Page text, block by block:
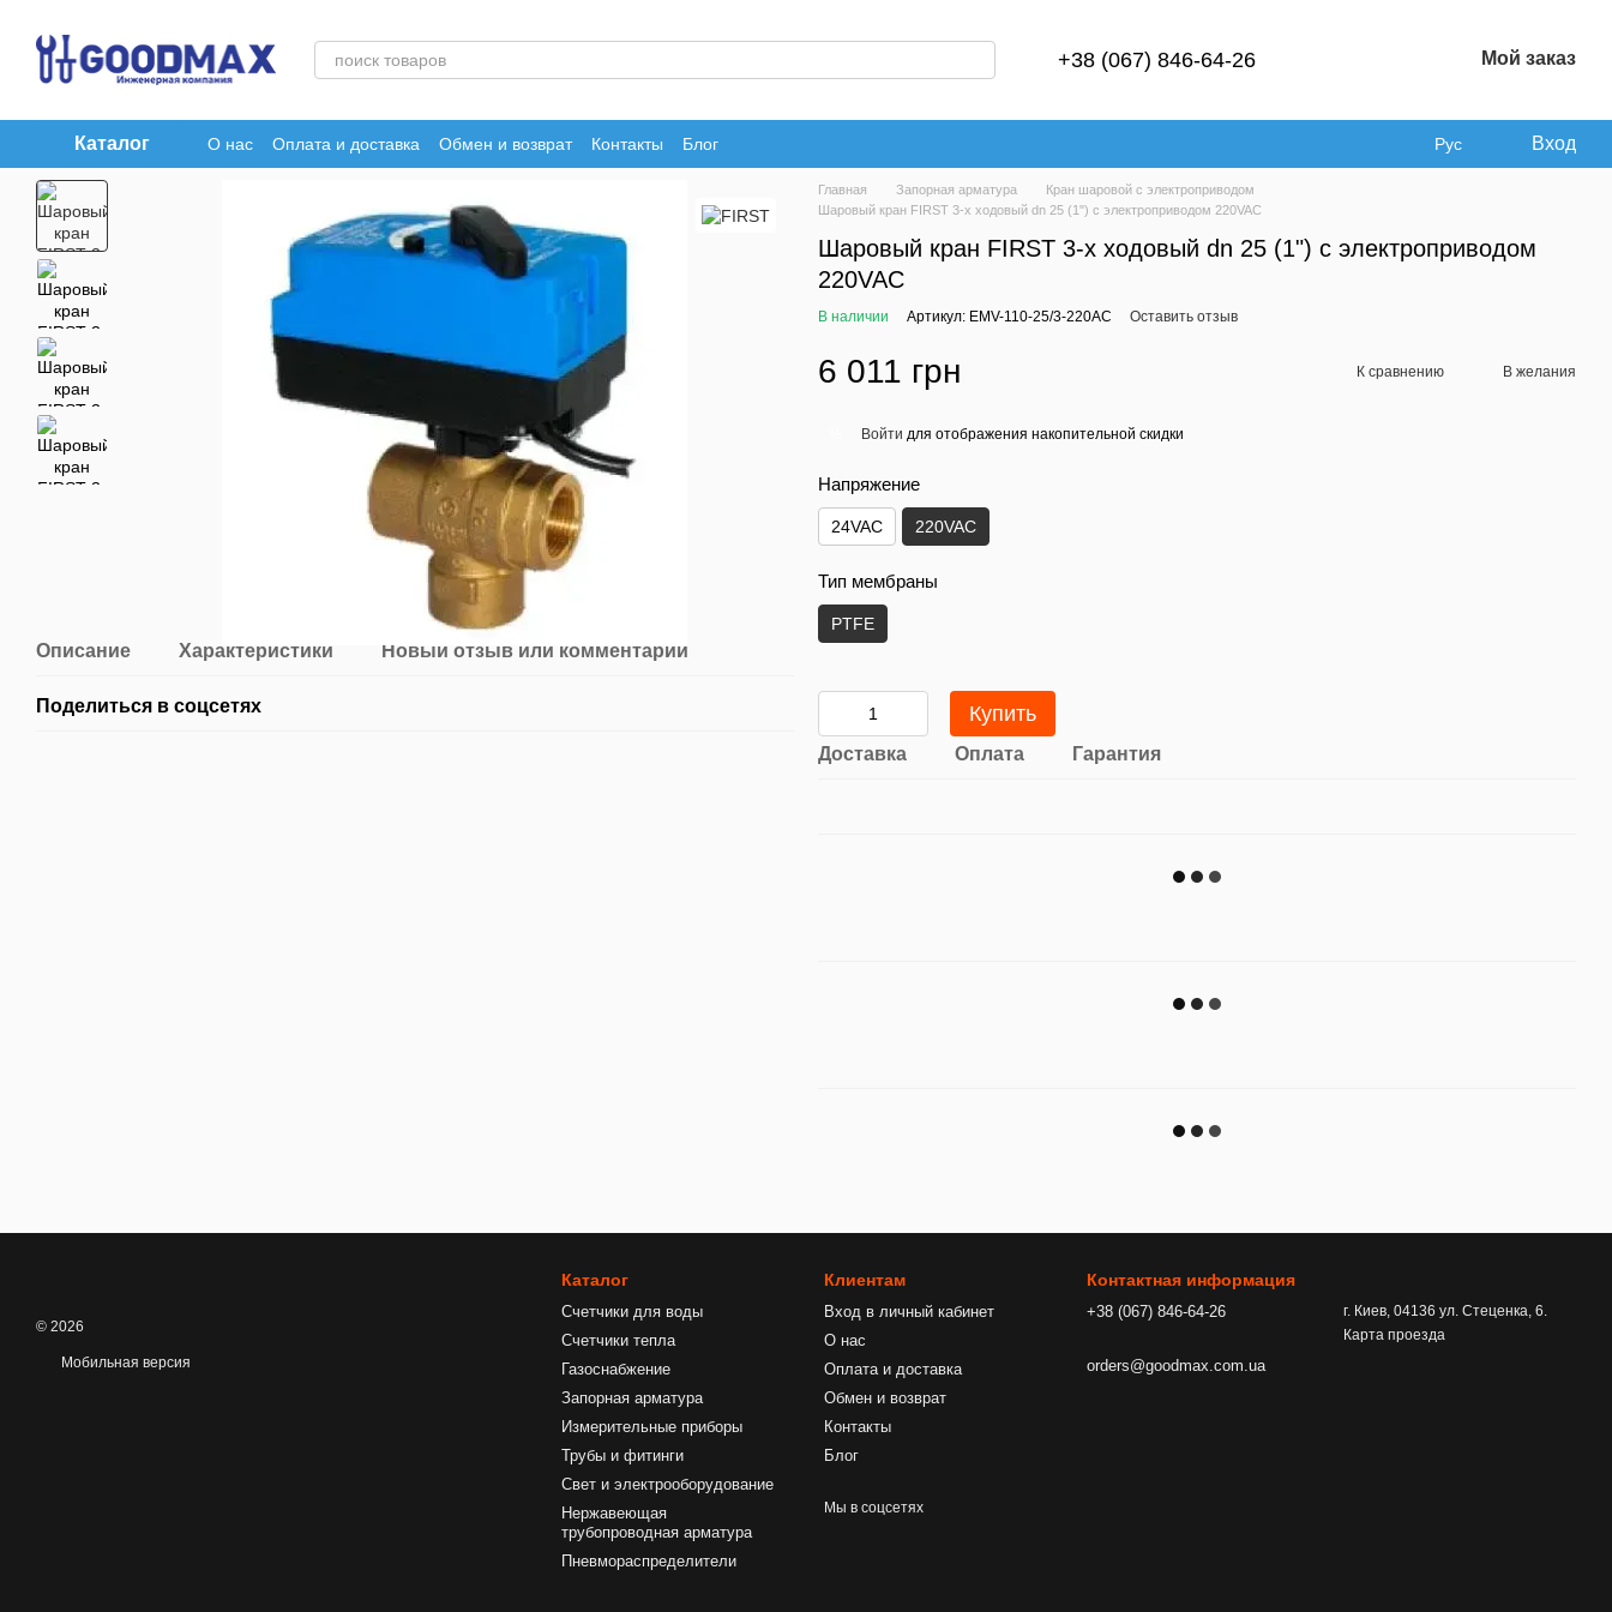
+38 (067) 846-64-26 Мой заказ
Каталог О нас Оплата и доставка Обмен и возврат Контакты Блог Рус Вход
Описание Характеристики Новый отзыв или комментарий
Поделиться в соцсетях
Главная Запорная арматура
Кран шаровой с электроприводом
Шаровый кран FIRST 3-х ходовый dn 25 (1") с электроприводом 220VAC
Шаровый кран FIRST 3-х ходовый dn 25 (1") с электроприводом
220VAC
В наличии Артикул: EMV-110-25/3-220AC Оставить отзыв
6 011 грн К сравнению В желания
Войти для отображения накопительной скидки
Напряжение
24VAC 220VAC
Тип мембраны
PTFE
Купить
Доставка Оплата Гарантия
© 2026
Мобильная версия
Каталог
Счетчики для воды
Счетчики тепла
Газоснабжение
Запорная арматура
Измерительные приборы
Трубы и фитинги
Свет и электрооборудование
Нержавеющая
трубопроводная арматура
Пневмораспределители
Клиентам
Вход в личный кабинет
О нас
Оплата и доставка
Обмен и возврат
Контакты
Блог
Мы в соцсетях
Контактная информация
+38 (067) 846-64-26
orders@goodmax.com.ua
г. Киев, 04136 ул. Стеценка, 6.
Карта проезда